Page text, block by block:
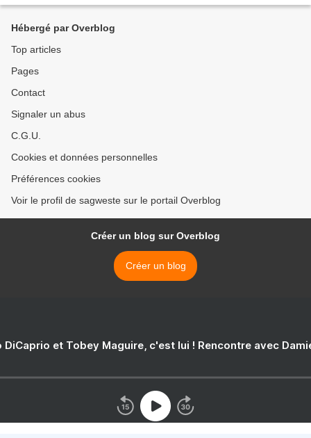
Hébergé par Overblog
Top articles
Pages
Contact
Signaler un abus
C.G.U.
Cookies et données personnelles
Préférences cookies
Voir le profil de sagweste sur le portail Overblog
Créer un blog sur Overblog
Créer un blog
DiCaprio et Tobey Maguire, c'est lui ! Rencontre avec